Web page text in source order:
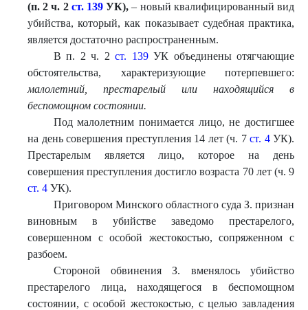
(п. 2 ч. 2 ст. 139 УК),– новый квалифицированный вид
убийства, который, как показывает судебная практика,
является достаточно распространенным.
В п. 2 ч. 2ст. 139УК объединены отягчающие
обстоятельства, характеризующие потерпевшего:
малолетний, престарелый или находящийся в
беспомощном состоянии.
Под малолетним понимается лицо, не достигшее
на день совершения преступления 14 лет (ч. 7 ст. 4УК).
Престарелым является лицо, которое на день
совершения преступления достигло возраста 70 лет (ч. 9
ст. 4 УК).
Приговором Минского областного суда З. признан
виновным в убийстве заведомо престарелого,
совершенном с особой жестокостью, сопряженном с
разбоем.
Стороной обвинения З. вменялось убийство
престарелого лица, находящегося в беспомощном
состоянии, с особой жестокостью, с целью завладения